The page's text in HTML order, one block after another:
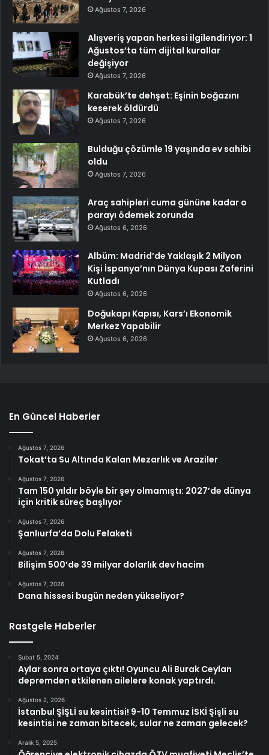
Ağustos 7, 2026
Alışveriş yapan herkesi ilgilendiriyor: 1
Ağustos’ta tüm dijital kurallar
değişiyor
Ağustos 7, 2026
Karabük’te dehşet: Eşinin boğazını
keserek öldürdü
Ağustos 7, 2026
Bulduğu çözümle 19 yaşında ev sahibi
oldu
Ağustos 7, 2026
Araç sahipleri cuma gününe kadar o
parayı ödemek zorunda
Ağustos 6, 2026
Albüm: Madrid’de Yaklaşık 2 Milyon
Kişi İspanya’nın Dünya Kupası Zaferini
Kutladı
Ağustos 6, 2026
Doğukapı Kapısı, Kars’ı Ekonomik
Merkez Yapabilir
Ağustos 6, 2026
En Güncel Haberler
Ağustos 7, 2026
Tokat’ta Su Altında Kalan Mezarlık ve Araziler
Ağustos 7, 2026
Tam 150 yıldır böyle bir şey olmamıştı: 2027’de dünya
için kritik süreç başlıyor
Ağustos 7, 2026
Şanlıurfa’da Dolu Felaketi
Ağustos 7, 2026
Bilişim 500’de 39 milyar dolarlık dev hacim
Ağustos 7, 2026
Dana hissesi bugün neden yükseliyor?
Rastgele Haberler
Şubat 5, 2024
Aylar sonra ortaya çıktı! Oyuncu Ali Burak Ceylan
depremden etkilenen ailelere konak yaptırdı.
Ağustos 2, 2026
İstanbul ŞİŞLİ su kesintisi! 9-10 Temmuz İSKİ Şişli su
kesintisi ne zaman bitecek, sular ne zaman gelecek?
Aralık 5, 2025